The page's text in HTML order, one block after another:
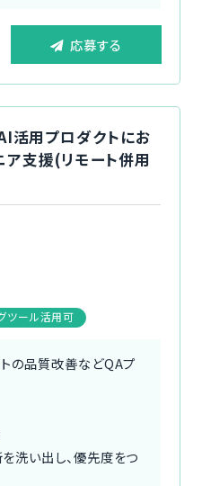
応募する
活用プロダクトにお
ア支援(リモート併用
ツール活用可
の品質改善などQAプ
洗い出し、優先度をつ